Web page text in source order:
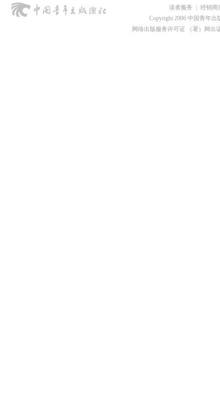
读者服务
经销商
Copyright 2006 中国青年出
网络出版服务许可证 （署）网出